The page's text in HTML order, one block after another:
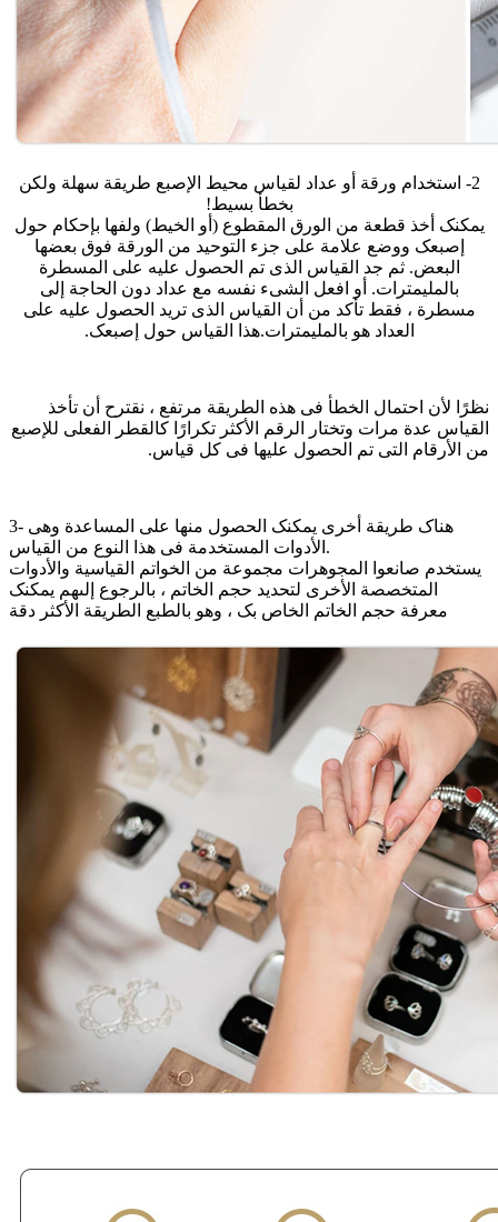
2- استخدام ورقة أو عداد لقیاس محیط الإصبع طریقة سهلة ولکن
بخطأ بسیط!
یمکنک أخذ قطعة من الورق المقطوع (أو الخیط) ولفها بإحکام حول
إصبعک ووضع علامة على جزء التوحید من الورقة فوق بعضها
البعض. ثم جد القیاس الذی تم الحصول علیه على المسطرة
بالملیمترات. أو افعل الشیء نفسه مع عداد دون الحاجة إلى
مسطرة ، فقط تأکد من أن القیاس الذی ترید الحصول علیه على
العداد هو بالملیمترات.هذا القیاس حول إصبعک.
نظرًا لأن احتمال الخطأ فی هذه الطریقة مرتفع ، نقترح أن تأخذ
القیاس عدة مرات وتختار الرقم الأکثر تکرارًا کالقطر الفعلی للإصبع
من الأرقام التی تم الحصول علیها فی کل قیاس.
3- هناک طریقة أخرى یمکنک الحصول منها على المساعدة وهی
الأدوات المستخدمة فی هذا النوع من القیاس.
یستخدم صانعوا المجوهرات مجموعة من الخواتم القیاسیة والأدوات
المتخصصة الأخرى لتحدید حجم الخاتم ، بالرجوع إلىهم یمکنک
معرفة حجم الخاتم الخاص بک ، وهو بالطبع الطریقة الأکثر دقة